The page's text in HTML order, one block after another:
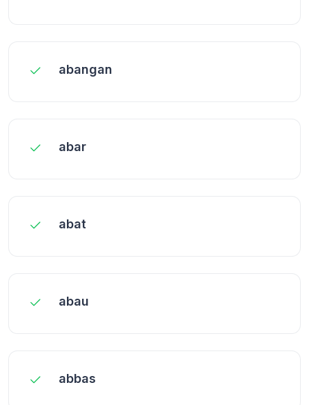
abangan
abar
abat
abau
abbas